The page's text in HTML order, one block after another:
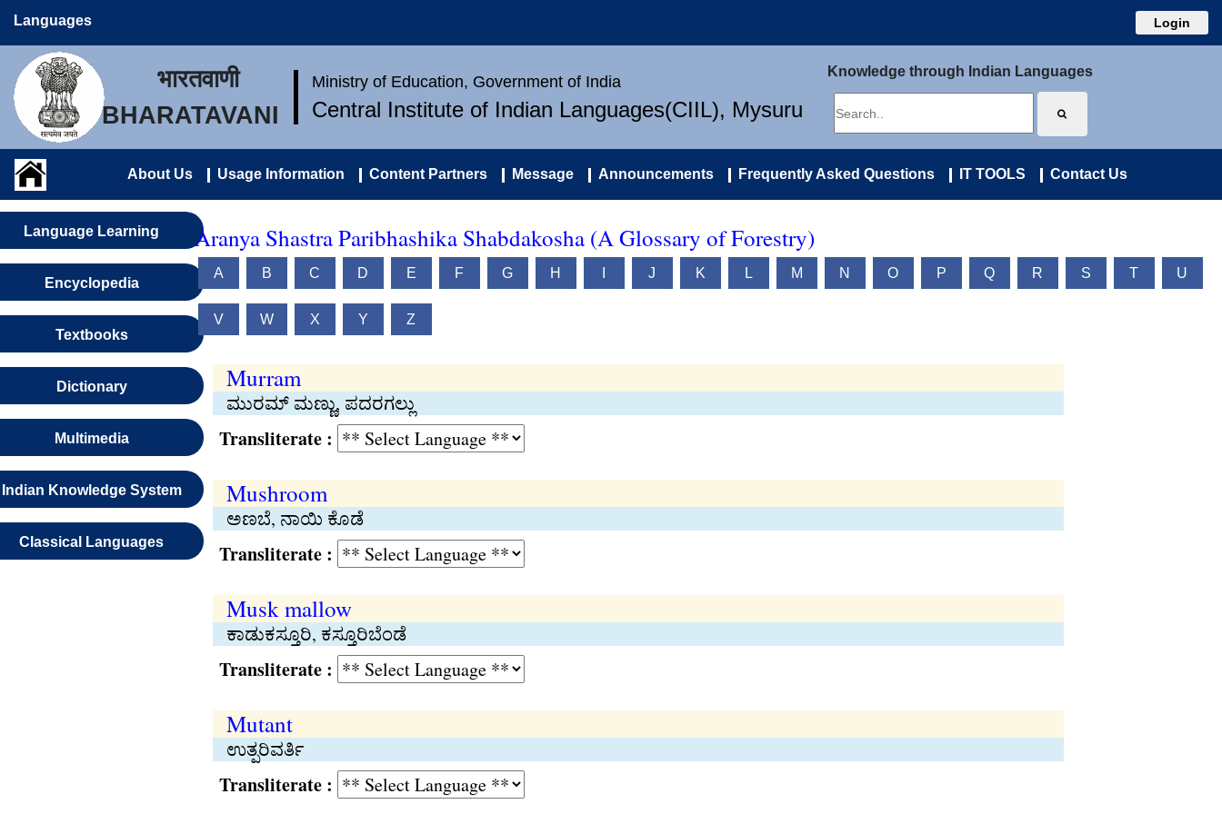
Languages Login
भारतवाणी
BHARATAVANI
Ministry of Education, Government of India
Central Institute of Indian Languages(CIIL), Mysuru
Knowledge through Indian Languages
About Us Usage Information Content Partners Message Announcements Frequently Asked Questions IT TOOLS Contact Us
Language Learning
Encyclopedia
Textbooks
Dictionary
Multimedia
Indian Knowledge System
Classical Languages
Aranya Shastra Paribhashika Shabdakosha (A Glossary of Forestry)
A B C D E F G H J K L M N O P Q R S T U
V W X Y Z
Murram
ಮುರಮ್ ಮಣ್ಣು, ಪದರಗಲ್ಲು
Transliterate :
Mushroom
ಅಣಬೆ, ನಾಯಿ ಕೊಡೆ
Transliterate :
Musk mallow
ಕಾಡುಕಸ್ತೂರಿ, ಕಸ್ತೂರಿಬೆಂಡೆ
Transliterate :
Mutant
ಉತ್ಪರಿವರ್ತಿ
Transliterate :